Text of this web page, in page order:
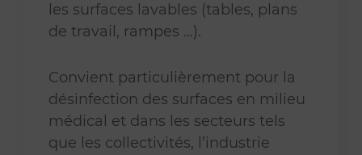
les surfaces lavables (tables, plans
de travail, rampes …).
Convient particulièrement pour la
désinfection des surfaces en milieu
médical et dans les secteurs tels
que les collectivités, l’industrie